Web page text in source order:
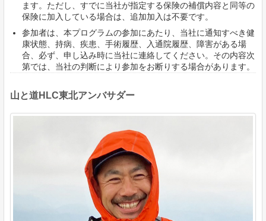
ます。ただし、すでに当社が指定する保険の補償内容と同等の
保険に加入している場合は、追加加入は不要です。
参加者は、本プログラムの参加にあたり、当社に通知すべき健
康状態、持病、疾患、手術履歴、入通院履歴、障害がある場
合、必ず、申し込み時に当社に連絡してください。その内容次
第では、当社の判断により参加をお断りする場合があります。
山と道HLC東北アンバサダー